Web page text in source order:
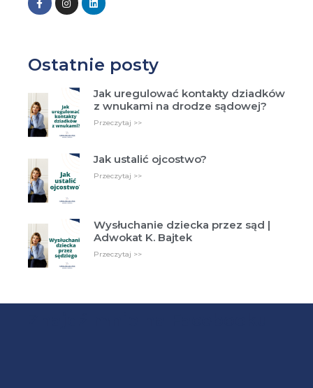
Ostatnie posty
Jak uregulować kontakty dziadków
z wnukami na drodze sądowej?
Przeczytaj >>
Jak ustalić ojcostwo?
Przeczytaj >>
Wysłuchanie dziecka przez sąd |
Adwokat K. Bajtek
Przeczytaj >>